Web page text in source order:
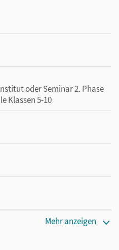
oder Seminar 2. Phase
Klassen 5-10
Mehr anzeigen